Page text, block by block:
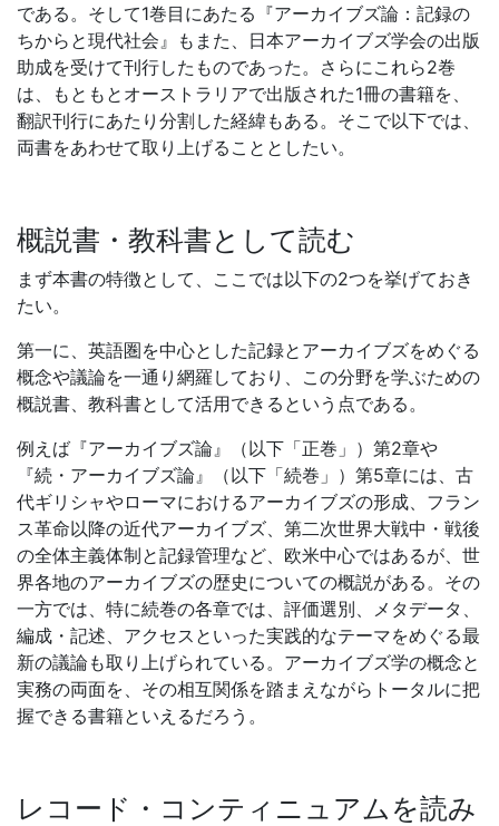
である。そして1巻目にあたる『アーカイブズ論：記録の
ちからと現代社会』もまた、日本アーカイブズ学会の出版
助成を受けて刊行したものであった。さらにこれら2巻
は、もともとオーストラリアで出版された1冊の書籍を、
翻訳刊行にあたり分割した経緯もある。そこで以下では、
両書をあわせて取り上げることとしたい。
概説書・教科書として読む
まず本書の特徴として、ここでは以下の2つを挙げておき
たい。
第一に、英語圏を中心とした記録とアーカイブズをめぐる
概念や議論を一通り網羅しており、この分野を学ぶための
概説書、教科書として活用できるという点である。
例えば『アーカイブズ論』（以下「正巻」）第2章や
『続・アーカイブズ論』（以下「続巻」）第5章には、古
代ギリシャやローマにおけるアーカイブズの形成、フラン
ス革命以降の近代アーカイブズ、第二次世界大戦中・戦後
の全体主義体制と記録管理など、欧米中心ではあるが、世
界各地のアーカイブズの歴史についての概説がある。その
一方では、特に続巻の各章では、評価選別、メタデータ、
編成・記述、アクセスといった実践的なテーマをめぐる最
新の議論も取り上げられている。アーカイブズ学の概念と
実務の両面を、その相互関係を踏まえながらトータルに把
握できる書籍といえるだろう。
レコード・コンティニュアムを読み